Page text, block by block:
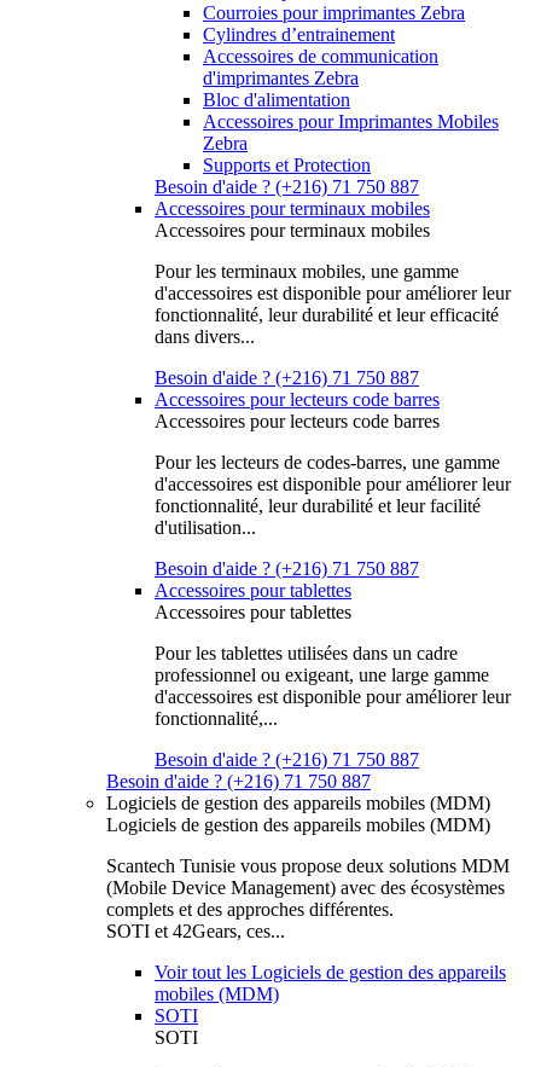
Courroies pour imprimantes Zebra
Cylindres d’entrainement
Accessoires de communication
d'imprimantes Zebra
Bloc d'alimentation
Accessoires pour Imprimantes Mobiles
Zebra
Supports et Protection
Besoin d'aide ? (+216) 71 750 887
Accessoires pour terminaux mobiles
Accessoires pour terminaux mobiles
Pour les terminaux mobiles, une gamme
d'accessoires est disponible pour améliorer leur
fonctionnalité, leur durabilité et leur efficacité
dans divers...
Besoin d'aide ? (+216) 71 750 887
Accessoires pour lecteurs code barres
Accessoires pour lecteurs code barres
Pour les lecteurs de codes-barres, une gamme
d'accessoires est disponible pour améliorer leur
fonctionnalité, leur durabilité et leur facilité
d'utilisation...
Besoin d'aide ? (+216) 71 750 887
Accessoires pour tablettes
Accessoires pour tablettes
Pour les tablettes utilisées dans un cadre
professionnel ou exigeant, une large gamme
d'accessoires est disponible pour améliorer leur
fonctionnalité,...
Besoin d'aide ? (+216) 71 750 887
Besoin d'aide ? (+216) 71 750 887
Logiciels de gestion des appareils mobiles (MDM)
Logiciels de gestion des appareils mobiles (MDM)
Scantech Tunisie vous propose deux solutions MDM
(Mobile Device Management) avec des écosystèmes
complets et des approches différentes.
SOTI et 42Gears, ces...
Voir tout les Logiciels de gestion des appareils
mobiles (MDM)
SOTI
SOTI